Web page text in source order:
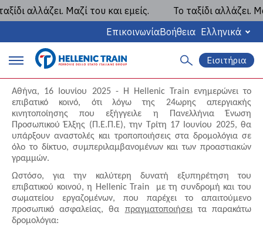
αλλάζει. Μαζί του και εμείς.
Το ταξίδι αλλάζει.
ΕπικοινωνίαΒοήθεια Ελληνικά
P
i
m
r
y
Α
ν
α
ζ
ή
τ
η
σ
Εισιτήρια
Ανακοινώσεις
ΑΝΑΚΟΙΝΩΣΗ 16/06/2025 - Αναστολές και
τροποποιήσεις δρομολογίων λόγω 24ωρης
απεργίας
Αθήνα, 16 Ιουνίου 2025 - Η Hellenic Trainενημερώνει το
επιβατικό κοινό, ότι
λόγω της 24ωρης απεργιακής
κινητοποίησης που εξήγγειλε η Πανελλήνια Ένωση
Προσωπικού Έλξης (Π.Ε.Π.Ε), την Τρίτη 17 Ιουνίου 2025, θα
υπάρξουν αναστολές και τροποποιήσεις στα δρομολόγια σε
όλο το δίκτυο, συμπεριλαμβανομένων και των προαστιακών
γραμμών.
Ωστόσο, για την καλύτερη δυνατή εξυπηρέτηση του
επιβατικού κοινού, η Hellenic Train με τη συνδρομή και του
σωματείου εργαζομένων, που παρέχει το απαιτούμενο
προσωπικό ασφαλείας, θα πραγματοποιήσειτα παρακάτω
δρομολόγια: